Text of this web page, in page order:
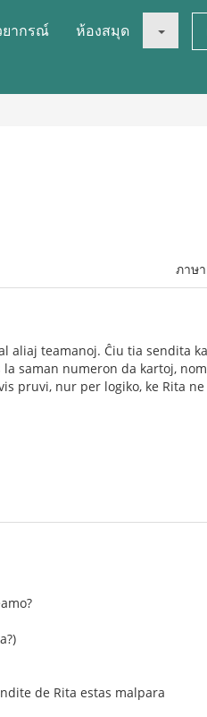
ยากรณ์ ห้องสมุด
ภาษ
aliaj teamanoj. Ĉiu tia sendita
saman numeron da kartoj,
pruvi, nur per logiko, ke Rita ne
de Rita estas malpara